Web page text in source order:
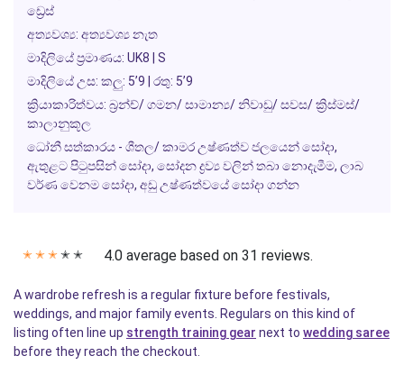
ඩ්‍රෙස්
අත්‍යවශ්‍ය: අත්‍යවශ්‍ය නැත
මාදිලියේ ප්‍රමාණය: UK8 | S
මාදිලියේ උස: කලු: 5’9 | රතු: 5’9
ක්‍රියාකාරිත්වය: බ්‍රන්ච්/ ගමන/ සාමාන්‍ය/ නිවාඩු/ සවස/ ක්‍රිස්මස්/
කාලානුකූල
ධෝනී සත්කාරය - ශීතල/ කාමර උෂ්ණත්ව ජලයෙන් සෝදා,
ඇතුළට පිටුපසින් සෝදා, සෝදන ද්‍රව්‍ය වලින් තබා නොදැමීම, ලාබ
වර්ණ වෙනම සෝදා, අඩු උෂ්ණත්වයේ සෝදා ගන්න
✭ ✭ ✭ ✭ ✭ 4.0 average based on 31 reviews.
A wardrobe refresh is a regular fixture before festivals,
weddings, and major family events. Regulars on this kind of
listing often line up strength training gear next to wedding saree
before they reach the checkout.